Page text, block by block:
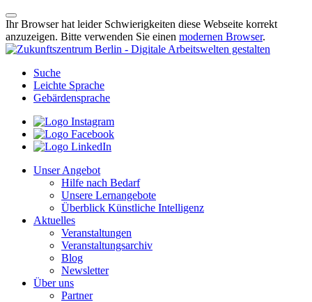
Ihr Browser hat leider Schwierigkeiten diese Webseite korrekt
anzuzeigen. Bitte verwenden Sie einen modernen Browser.
Suche
Leichte Sprache
Gebärdensprache
Unser Angebot
Hilfe nach Bedarf
Unsere Lernangebote
Überblick Künstliche Intelligenz
Aktuelles
Veranstaltungen
Veranstaltungsarchiv
Blog
Newsletter
Über uns
Partner